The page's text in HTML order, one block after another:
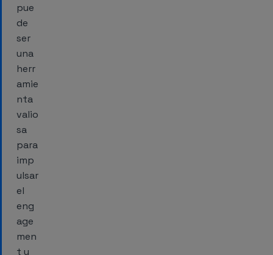
pue
de
ser
una
herr
amie
nta
valio
sa
para
imp
ulsar
el
eng
age
men
t y